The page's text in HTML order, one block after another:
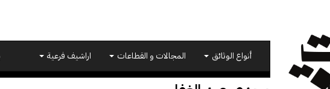
أنواع الوثائق المجالات و القطاعات اراشيف فرعية